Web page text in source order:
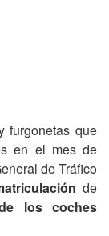
furgonetas que
en el mes de
de Tráfico
de
los coches